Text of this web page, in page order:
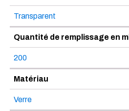
Transparent
Quantité de remplissage en ml
200
Matériau
Verre